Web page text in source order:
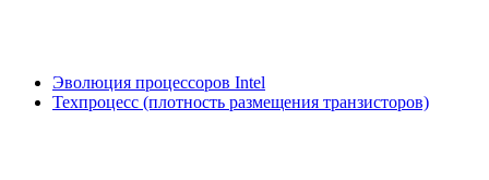
Эволюция процессоров Intel
Техпроцесс (плотность размещения транзисторов)